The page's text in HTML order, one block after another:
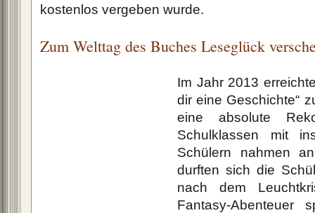
kostenlos vergeben wurde.
Zum Welttag des Buches Leseglück
Im Jahr 2013
dir eine Geschichte“
eine absolute
Schulklassen mit
Schülern nahmen
durften sich die
nach dem
Fantasy-Abenteuer